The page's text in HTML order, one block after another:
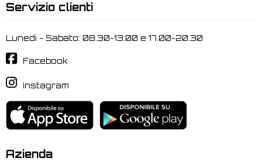
Servizio clienti
Lunedi - Sabato: 08.30-13.00 e 17.00-20.30
Facebook
Instagram
Azienda